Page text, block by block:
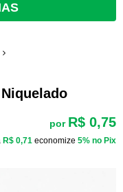
por R$ 0,75
R$ 0,71 economize 5% no Pix